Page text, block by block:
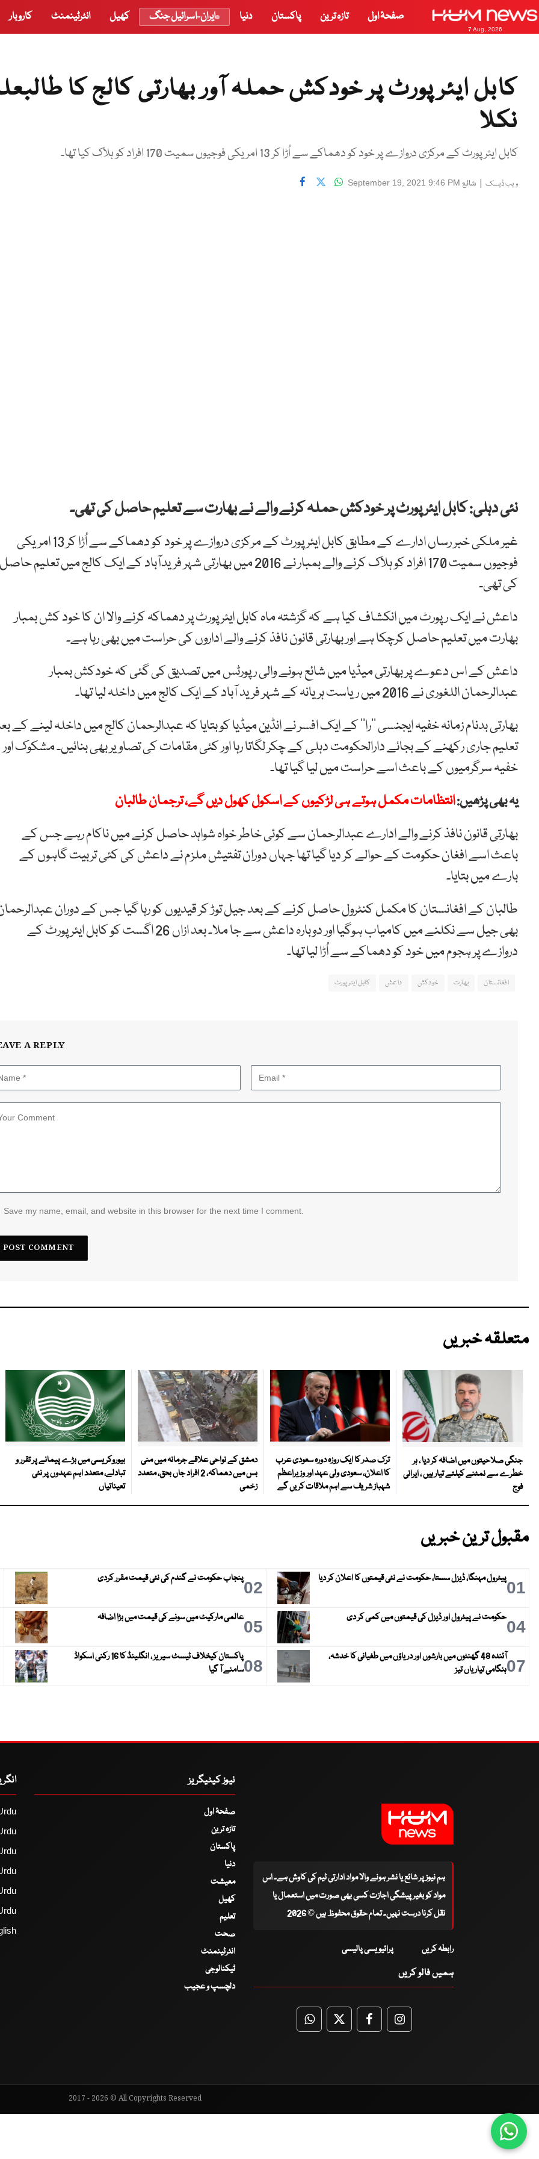
7 Aug, 2026
صفحۂ اول تازہ ترین پاکستان دنیا ایران-اسرائیل جنگ کھیل انٹرٹینمنٹ کاروبار
کابل ایئرپورٹ پر خودکش حملہ آور بھارتی کالج کا
نکلا
کابل ایئر پورٹ کے مرکزی دروازے پر خود کو دھماکے سے اُڑا کر 13 امریکی فوجیوں سمیت 170 افراد کو ہلاک کیا تھا۔
ویب ڈیسک | شائع September 19, 2021 9:46 PM
نئی دہلی: کابل ایئر پورٹ پر خودکش حملہ کرنے والے نے بھارت سے تعلیم حاصل کی تھی۔
غیر ملکی خبر رساں ادارے کے مطابق کابل ایئر پورٹ کے مرکزی دروازے پر خود کو دھماکے سے اُڑا کر 13 امریکی
فوجیوں سمیت 170 افراد کو ہلاک کرنے والے بمبار نے 2016 میں بھارتی شہر فریدآباد کے ایک کالج میں تعلیم حاصل
کی تھی۔
داعش نے ایک رپورٹ میں انکشاف کیا ہے کہ گزشتہ ماہ کابل ایئرپورٹ پر دھماکہ کرنے والا ان کا خود کش بمبار
بھارت میں تعلیم حاصل کرچکا ہے اور بھارتی قانون نافذ کرنے والے اداروں کی حراست میں بھی رہا ہے۔
داعش کے اس دعوے پر بھارتی میڈیا میں شائع ہونے والی رپورٹس میں تصدیق کی گئی کہ خودکش بمبار
عبدالرحمان اللغوری نے 2016 میں ریاست ہریانہ کے شہر فرید آباد کے ایک کالج میں داخلہ لیا تھا۔
بھارتی بدنام زمانہ خفیہ ایجنسی ’’را‘‘ کے ایک افسر نے انڈین میڈیا کو بتایا کہ عبدالرحمان کالج میں داخلہ لینے کے
تعلیم جاری رکھنے کے بجائے دارالحکومت دہلی کے چکر لگاتا رہا اور کئی مقامات کی تصاویر بھی بنائیں۔ مشکوک اور
خفیہ سرگرمیوں کے باعث اسے حراست میں لیا گیا تھا۔
یہ بھی پڑھیں:انتظامات مکمل ہوتے ہی لڑکیوں کے اسکول کھول دیں گے، ترجمان طالبان
بھارتی قانون نافذ کرنے والے ادارے عبدالرحمان سے کوئی خاطر خواہ شواہد حاصل کرنے میں ناکام رہے جس کے
باعث اسے افغان حکومت کے حوالے کر دیا گیا تھا جہاں دوران تفتیش ملزم نے داعش کی کئی تربیت گاہوں کے
بارے میں بتایا۔
طالبان کے افغانستان کا مکمل کنٹرول حاصل کرنے کے بعد جیل توڑ کر قیدیوں کو رہا گیا جس کے دوران
بھی جیل سے نکلنے میں کامیاب ہوگیا اور دوبارہ داعش سے جا ملا۔ بعد ازاں 26 اگست کو کابل ایئرپورٹ کے
دروازے پر ہجوم میں خود کو دھماکے سے اُڑا لیا تھا۔
افغانستان بھارت خودکش داعش کابل ایئرپورٹ
A REPLY
Save my name, email, and website in this browser for the next time I comment.
متعلقہ خبریں
جنگی صلاحیتوں میں اضافہ کر دیا ، ہر
خطرے سے نمٹنے کیلئے تیار ہیں ، ایرانی
فوج
ترک صدر کا ایک روزہ دورہ سعودی عرب
کا اعلان، سعودی ولی عہد اور وزیراعظم
شہباز شریف سے اہم ملاقات کریں گے
دمشق کے نواحی علاقے جرمانہ میں منی
بس میں دھماکہ، 2 افراد جاں بحق، متعدد
زخمی
بیوروکریسی میں بڑے پیمانے پر تقرر و
تبادلے، متعدد اہم عہدوں پر نئی
تعیناتیاں
مقبول ترین خبریں
01پیٹرول مہنگا، ڈیزل سستا، حکومت نے نئی قیمتوں کا اعلان کر دیا 02پنجاب حکومت نے گندم کی نئی قیمت مقرر کردی
04حکومت نے پیٹرول اور ڈیزل کی قیمتوں میں کمی کر دی 05عالمی مارکیٹ میں سونے کی قیمت میں بڑا اضافہ
07
آئندہ 48 گھنٹوں میں بارشوں اور دریاؤں میں طغیانی کا خدشہ،
ہنگامی تیاریاں تیز
08
پاکستان کیخلاف ٹیسٹ سیریز ، انگلینڈ کا 16 رکنی اسکواڈ
سامنے آ گیا
ہم نیوز پر شائع یا نشر ہونے والا مواد ادارتی ٹیم کی کاوش ہے۔ اس
مواد کو بغیر پیشگی اجازت کسی بھی صورت میں استعمال یا
نقل کرنا درست نہیں۔ تمام حقوق محفوظ ہیں © 2026
رابطہ کریں پرائیویسی پالیسی
ہمیں فالو کریں
WhatsApp
TwitterFacebookFacebook
نیوز کیٹیگریز
صفحۂ اول
تازہ ترین
پاکستان
دنیا
معیشت
کھیل
تعلیم
صحت
انٹرٹینمنٹ
ٹیکنالوجی
دلچسپ و عجیب
2017 - 2026 © All Copyrights Reserved